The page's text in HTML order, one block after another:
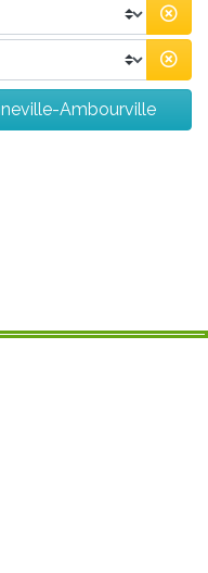
Ambourville